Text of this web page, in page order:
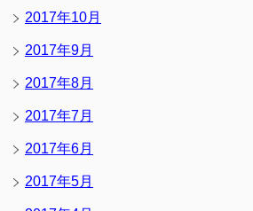
2017年10月
2017年9月
2017年8月
2017年7月
2017年6月
2017年5月